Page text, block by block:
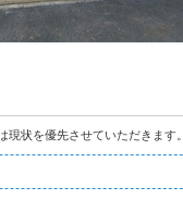
状を優先させていただきます。